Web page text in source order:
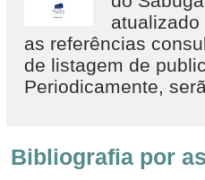
as referências
de listagem de
Periodicamente,
Bibliografia por